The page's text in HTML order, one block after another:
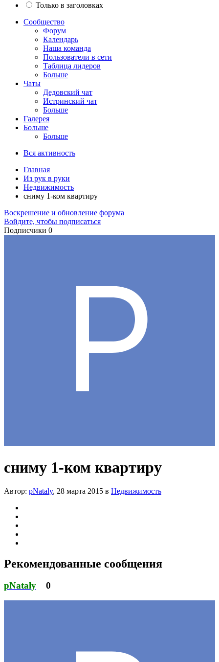
Только в заголовках
Сообщество
Форум
Календарь
Наша команда
Пользователи в сети
Таблица лидеров
Больше
Чаты
Дедовский чат
Истринский чат
Больше
Галерея
Больше
Больше
Вся активность
Главная
Из рук в руки
Недвижимость
сниму 1-ком квартиру
Воскрешение и обновление форума
Войдите, чтобы подписаться
Подписчики 0
сниму 1-ком квартиру
Автор: pNataly, 28 марта 2015 в Недвижимость
Рекомендованные сообщения
pNataly 0